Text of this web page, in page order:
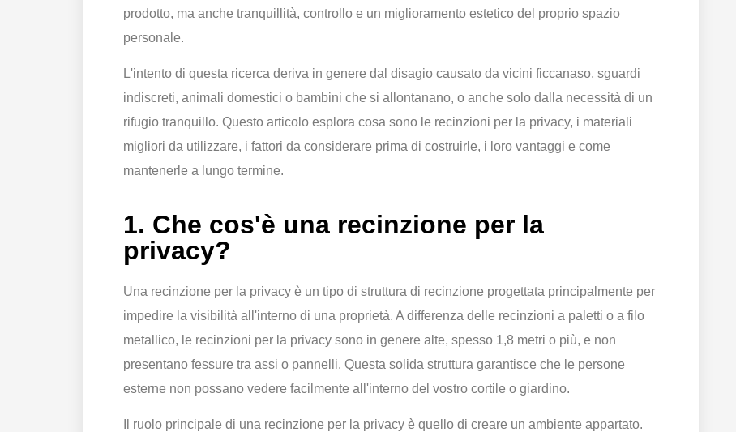
prodotto, ma anche tranquillità, controllo e un miglioramento estetico del proprio spazio
personale.
L'intento di questa ricerca deriva in genere dal disagio causato da vicini ficcanaso, sguardi
indiscreti, animali domestici o bambini che si allontanano, o anche solo dalla necessità di un
rifugio tranquillo. Questo articolo esplora cosa sono le recinzioni per la privacy, i materiali
migliori da utilizzare, i fattori da considerare prima di costruirle, i loro vantaggi e come
mantenerle a lungo termine.
1. Che cos'è una recinzione per la
privacy?
Una recinzione per la privacy è un tipo di struttura di recinzione progettata principalmente per
impedire la visibilità all'interno di una proprietà. A differenza delle recinzioni a paletti o a filo
metallico, le recinzioni per la privacy sono in genere alte, spesso 1,8 metri o più, e non
presentano fessure tra assi o pannelli. Questa solida struttura garantisce che le persone
esterne non possano vedere facilmente all'interno del vostro cortile o giardino.
Il ruolo principale di una recinzione per la privacy è quello di creare un ambiente appartato.